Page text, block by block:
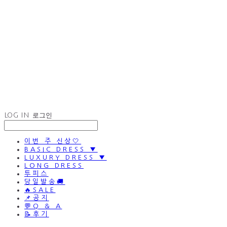
LOG IN 로그인
이번 주 신상🤍
BASIC DRESS ▼
LUXURY DRESS ▼
LONG DRESS
투피스
당일발송🚚
🔥SALE
📌공지
💬Q & A
📝후기